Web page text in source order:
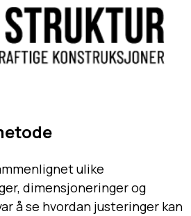
ulike
dimensjoneringer og
å se hvordan justeringer kan